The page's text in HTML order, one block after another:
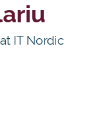
IT Nordic